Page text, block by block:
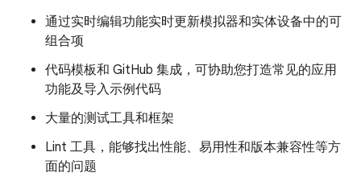
通过实时编辑功能实时更新模拟器和实体设备中的可
组合项
代码模板和 GitHub 集成，可协助您打造常见的应用
功能及导入示例代码
大量的测试工具和框架
Lint 工具，能够找出性能、易用性和版本兼容性等方
面的问题